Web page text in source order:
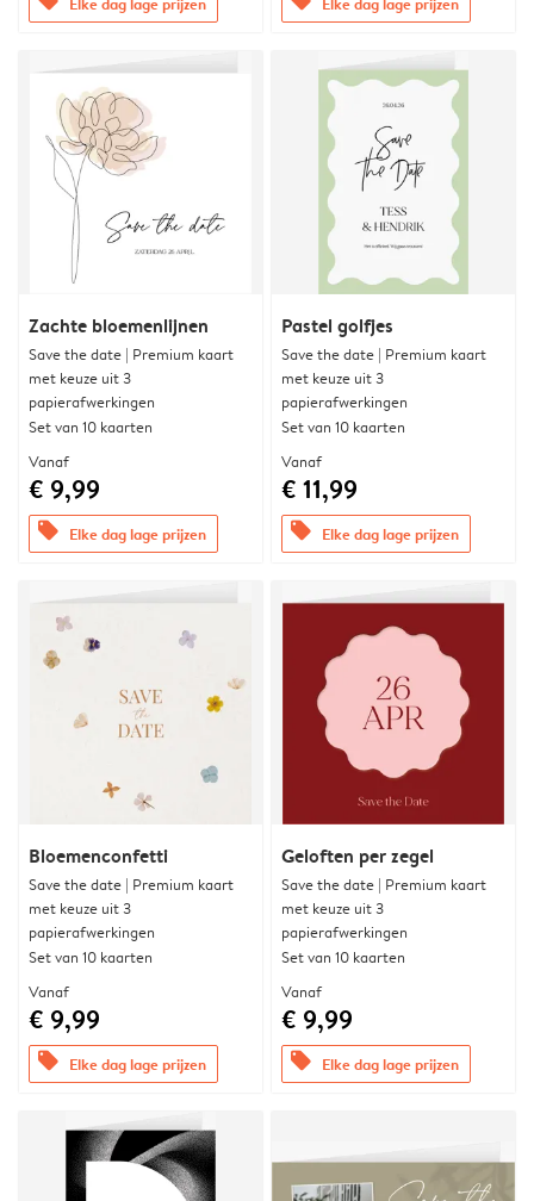
Zachte bloemenlijnen
Save the date | Premium kaart
met keuze uit 3
papierafwerkingen
Set van 10 kaarten
Vanaf
€ 9,99
offers Elke dag lage prijzen
Pastel golfjes
Save the date | Premium kaart
met keuze uit 3
papierafwerkingen
Set van 10 kaarten
Vanaf
€ 11,99
offers Elke dag lage prijzen
Bloemenconfetti
Save the date | Premium kaart
met keuze uit 3
papierafwerkingen
Set van 10 kaarten
Vanaf
€ 9,99
offers Elke dag lage prijzen
Geloften per zegel
Save the date | Premium kaart
met keuze uit 3
papierafwerkingen
Set van 10 kaarten
Vanaf
€ 9,99
offers Elke dag lage prijzen